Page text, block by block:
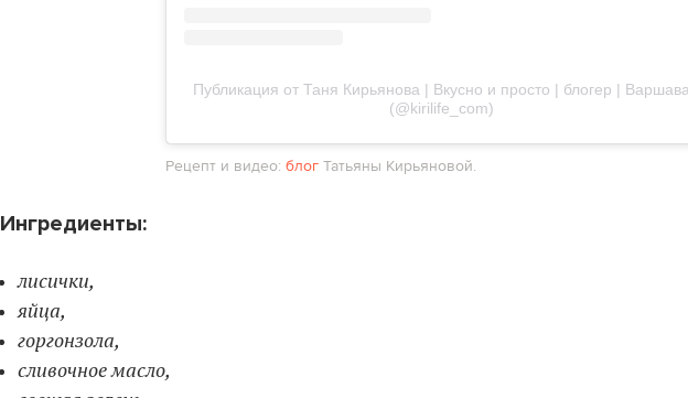
Публикация от Таня Кирьянова | Вкусно и просто | блогер |
(@kirilife_com)
Рецепт и видео: блог Татьяны Кирьяновой.
Ингредиенты:
лисички,
яйца,
горгонзола,
сливочное масло,